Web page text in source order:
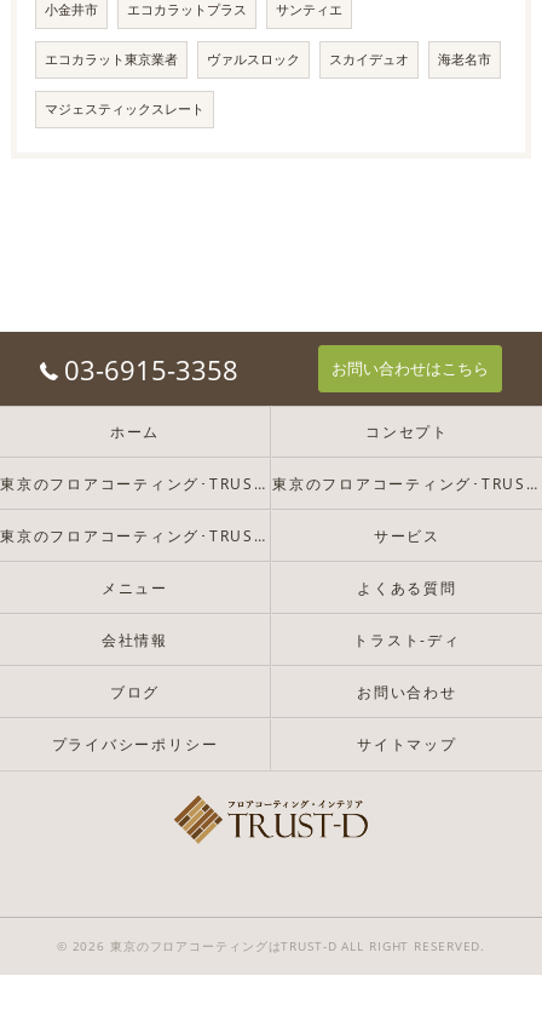
小金井市 エコカラットプラス サンティエ
エコカラット東京業者 ヴァルスロック スカイデュオ 海老名市
マジェスティックスレート
03-6915-3358 お問い合わせはこちら
ホーム コンセプト
東京のフロアコーティング･TRUST-Dの口コミ情報 東京のフロアコーティング･TRUST-Dの評判
東京のフロアコーティング･TRUST-Dのお客様の声 サービス
メニュー よくある質問
会社情報 トラスト-ディ
ブログ お問い合わせ
プライバシーポリシー サイトマップ
© 2026 東京のフロアコーティングはTRUST-D ALL RIGHT RESERVED.